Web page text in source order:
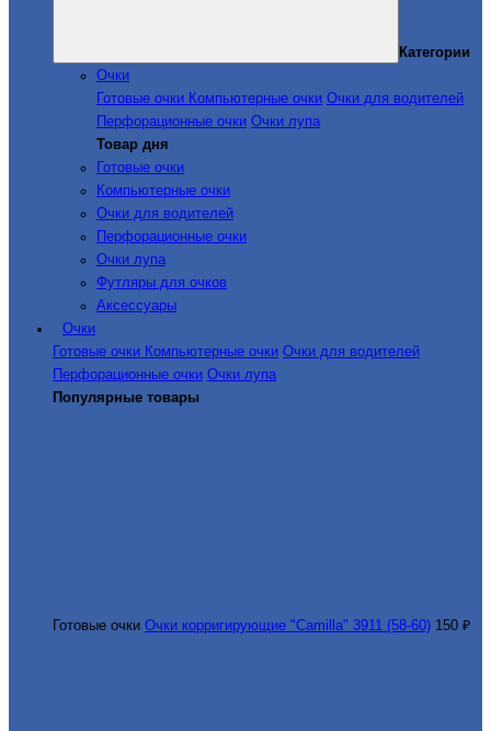
Категории
Очки
Готовые очки Компьютерные очки Очки для водителей
Перфорационные очки Очки лупа
Товар дня
Готовые очки
Компьютерные очки
Очки для водителей
Перфорационные очки
Очки лупа
Футляры для очков
Аксессуары
Очки
Готовые очки Компьютерные очки Очки для водителей
Перфорационные очки Очки лупа
Популярные товары
Готовые очки Очки корригирующие "Camilla" 3911 (58-60) 150 ₽